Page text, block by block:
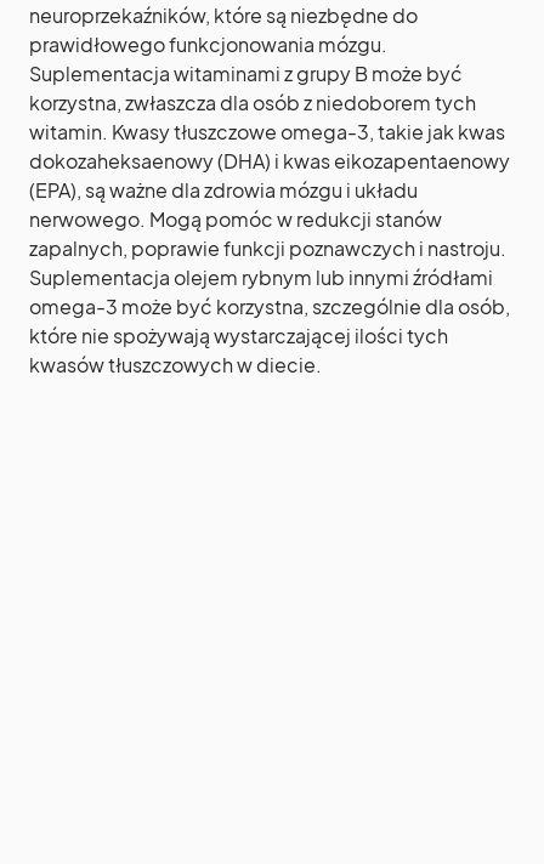
neuroprzekaźników, które są niezbędne do
prawidłowego funkcjonowania mózgu.
Suplementacja witaminami z grupy B może być
korzystna, zwłaszcza dla osób z niedoborem tych
witamin. Kwasy tłuszczowe omega-3, takie jak kwas
dokozaheksaenowy (DHA) i kwas eikozapentaenowy
(EPA), są ważne dla zdrowia mózgu i układu
nerwowego. Mogą pomóc w redukcji stanów
zapalnych, poprawie funkcji poznawczych i nastroju.
Suplementacja olejem rybnym lub innymi źródłami
omega-3 może być korzystna, szczególnie dla osób,
które nie spożywają wystarczającej ilości tych
kwasów tłuszczowych w diecie.